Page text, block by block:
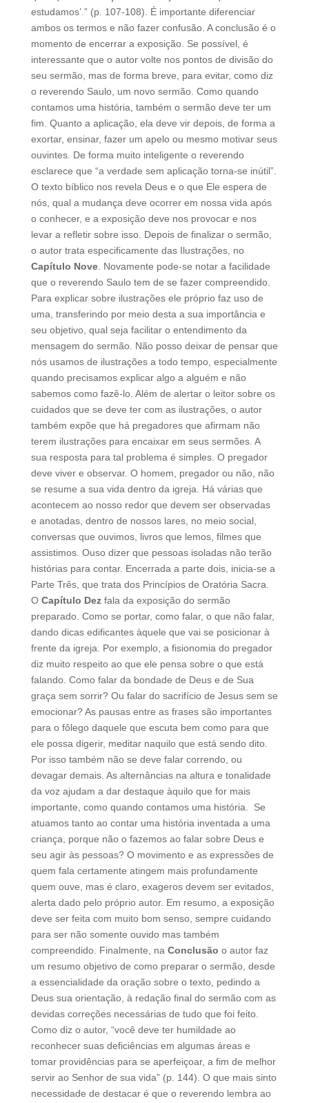
estudamos’.” (p. 107-108). É importante diferenciar
ambos os termos e não fazer confusão. A conclusão é o
momento de encerrar a exposição. Se possível, é
interessante que o autor volte nos pontos de divisão do
seu sermão, mas de forma breve, para evitar, como diz
o reverendo Saulo, um novo sermão. Como quando
contamos uma história, também o sermão deve ter um
fim. Quanto a aplicação, ela deve vir depois, de forma a
exortar, ensinar, fazer um apelo ou mesmo motivar seus
ouvintes. De forma muito inteligente o reverendo
esclarece que “a verdade sem aplicação torna-se inútil”.
O texto bíblico nos revela Deus e o que Ele espera de
nós, qual a mudança deve ocorrer em nossa vida após
o conhecer, e a exposição deve nos provocar e nos
levar a refletir sobre isso. Depois de finalizar o sermão,
o autor trata especificamente das Ilustrações, no
Capítulo Nove. Novamente pode-se notar a facilidade
que o reverendo Saulo tem de se fazer compreendido.
Para explicar sobre ilustrações ele próprio faz uso de
uma, transferindo por meio desta a sua importância e
seu objetivo, qual seja facilitar o entendimento da
mensagem do sermão. Não posso deixar de pensar que
nós usamos de ilustrações a todo tempo, especialmente
quando precisamos explicar algo a alguém e não
sabemos como fazê-lo. Além de alertar o leitor sobre os
cuidados que se deve ter com as ilustrações, o autor
também expõe que há pregadores que afirmam não
terem ilustrações para encaixar em seus sermões. A
sua resposta para tal problema é simples. O pregador
deve viver e observar. O homem, pregador ou não, não
se resume a sua vida dentro da igreja. Há várias que
acontecem ao nosso redor que devem ser observadas
e anotadas, dentro de nossos lares, no meio social,
conversas que ouvimos, livros que lemos, filmes que
assistimos. Ouso dizer que pessoas isoladas não terão
histórias para contar. Encerrada a parte dois, inicia-se a
Parte Três, que trata dos Princípios de Oratória Sacra.
O Capítulo Dez fala da exposição do sermão
preparado. Como se portar, como falar, o que não falar,
dando dicas edificantes àquele que vai se posicionar à
frente da igreja. Por exemplo, a fisionomia do pregador
diz muito respeito ao que ele pensa sobre o que está
falando. Como falar da bondade de Deus e de Sua
graça sem sorrir? Ou falar do sacrifício de Jesus sem se
emocionar? As pausas entre as frases são importantes
para o fôlego daquele que escuta bem como para que
ele possa digerir, meditar naquilo que está sendo dito.
Por isso também não se deve falar correndo, ou
devagar demais. As alternâncias na altura e tonalidade
da voz ajudam a dar destaque àquilo que for mais
importante, como quando contamos uma história. Se
atuamos tanto ao contar uma história inventada a uma
criança, porque não o fazemos ao falar sobre Deus e
seu agir às pessoas? O movimento e as expressões de
quem fala certamente atingem mais profundamente
quem ouve, mas é claro, exageros devem ser evitados,
alerta dado pelo próprio autor. Em resumo, a exposição
deve ser feita com muito bom senso, sempre cuidando
para ser não somente ouvido mas também
compreendido. Finalmente, na Conclusão o autor faz
um resumo objetivo de como preparar o sermão, desde
a essencialidade da oração sobre o texto, pedindo a
Deus sua orientação, à redação final do sermão com as
devidas correções necessárias de tudo que foi feito.
Como diz o autor, “você deve ter humildade ao
reconhecer suas deficiências em algumas áreas e
tomar providências para se aperfeiçoar, a fim de melhor
servir ao Senhor de sua vida” (p. 144). O que mais sinto
necessidade de destacar é que o reverendo lembra ao